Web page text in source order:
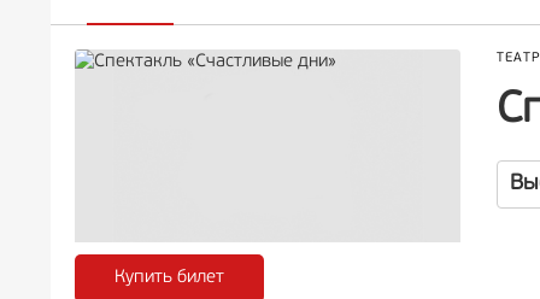
ТЕАТР
Купить билет